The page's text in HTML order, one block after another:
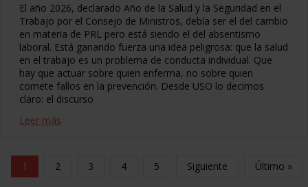
El año 2026, declarado Año de la Salud y la Seguridad en el
Trabajo por el Consejo de Ministros, debía ser el del cambio
en materia de PRL pero está siendo el del absentismo
laboral. Está ganando fuerza una idea peligrosa: que la salud
en el trabajo es un problema de conducta individual. Que
hay que actuar sobre quien enferma, no sobre quien
comete fallos en la prevención. Desde USO lo decimos
claro: el discurso
Leer más
1 2 3 4 5 Siguiente Último »